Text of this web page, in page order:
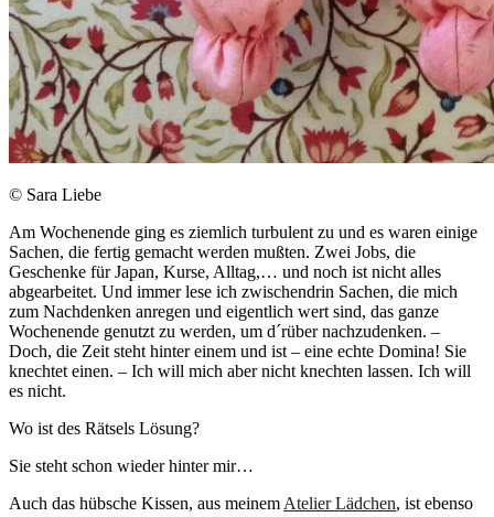
© Sara Liebe
Am Wochenende ging es ziemlich turbulent zu und es waren einige
Sachen, die fertig gemacht werden mußten. Zwei Jobs, die
Geschenke für Japan, Kurse, Alltag,… und noch ist nicht alles
abgearbeitet. Und immer lese ich zwischendrin Sachen, die mich
zum Nachdenken anregen und eigentlich wert sind, das ganze
Wochenende genutzt zu werden, um d´rüber nachzudenken. –
Doch, die Zeit steht hinter einem und ist – eine echte Domina! Sie
knechtet einen. – Ich will mich aber nicht knechten lassen. Ich will
es nicht.
Wo ist des Rätsels Lösung?
Sie steht schon wieder hinter mir…
Auch das hübsche Kissen, aus meinem Atelier Lädchen, ist ebenso